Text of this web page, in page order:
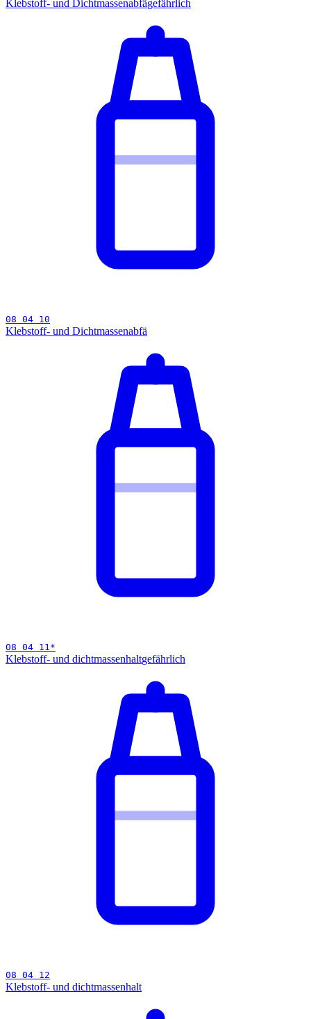
Klebstoff- und Dichtmassenabfägefährlich
08 04 10
Klebstoff- und Dichtmassenabfä
08 04 11*
Klebstoff- und dichtmassenhaltgefährlich
08 04 12
Klebstoff- und dichtmassenhalt